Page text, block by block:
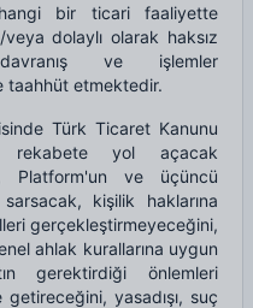
bir ticari faaliyette
dolaylı olarak haksız
ve işlemler
taahhüt etmektedir.
Türk Ticaret Kanunu
rekabete yol açacak
Platform'un ve üçüncü
kişilik haklarına
gerçekleştirmeyeceğini,
ahlak kurallarına uygun
gerektirdiği önlemleri
yasadışı, suç